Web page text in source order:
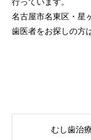
名古屋市名東区・星
歯医者をお探しの方
むし歯治療